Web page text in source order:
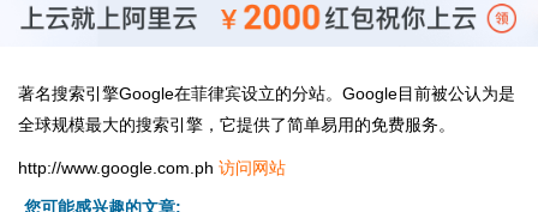
著名搜索引擎Google在菲律宾设立的分站。Google目前被公认为是
全球规模最大的搜索引擎，它提供了简单易用的免费服务。
http://www.google.com.ph 访问网站
您可能感兴趣的文章: